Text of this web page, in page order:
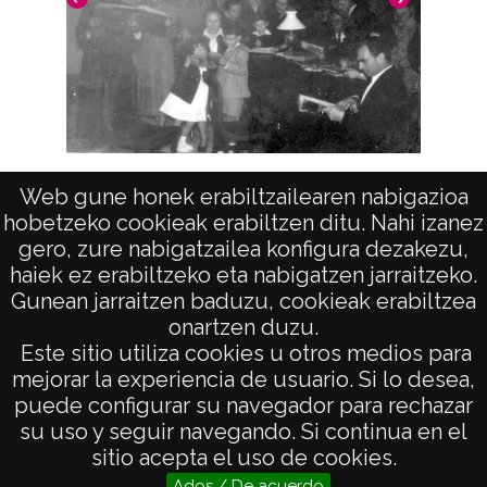
Web gune honek erabiltzailearen nabigazioa
hobetzeko cookieak erabiltzen ditu. Nahi izanez
gero, zure nabigatzailea konfigura dezakezu,
haiek ez erabiltzeko eta nabigatzen jarraitzeko.
Gunean jarraitzen baduzu, cookieak erabiltzea
onartzen duzu.
Este sitio utiliza cookies u otros medios para
mejorar la experiencia de usuario. Si lo desea,
puede configurar su navegador para rechazar
su uso y seguir navegando. Si continua en el
sitio acepta el uso de cookies.
con sobre mylar. Abril 1997
10547 VAR 213-1 VAR 213-2 VAR 213-3
ATHA-DAF-VAR-PP-002-213
Signaturas: ; Internegativo: VAR-IN-001-213-1
; Positivo copia: VAR-PC-213-1 ; Copia
IN-001-213-2 ; Positivo copia: VAR-PC-213-2
; Internegativo: VAR-IN-001-213-3 ; Positivo
copia: VAR-PC-213-3
Licencia de las imágenes
CC BY-NC-SA 4.0
Sala de lectura
AVISO LEGAL
POLÍTICA DE PRIVACIDAD
ACCESIBILIDAD
ATENCIÓN CIUDADANA